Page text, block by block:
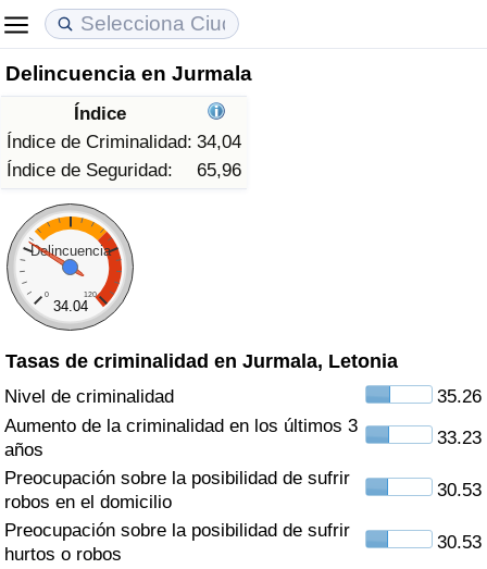
Delincuencia en Jurmala
Índice
Índice de Criminalidad: 34,04
Índice de Seguridad:
65,96
Delincuencia
0 120
34.04
Tasas de criminalidad en Jurmala, Letonia
Nivel de criminalidad
35.26
Aumento de la criminalidad en los últimos 3
años
33.23
Preocupación sobre la posibilidad de sufrir
robos en el domicilio
30.53
Preocupación sobre la posibilidad de sufrir
hurtos o robos
30.53
Coste de vida
Índice de Costo de Vida (Actual)
Índice de Costo de Vida
Índice de costo de vida por país
en aqaba
Precios de las propiedades
Índice de Precios de Inmuebles (Actual)
Índice de Precios de Inmuebles
Índice de Precios de Inmuebles por País
Calidad de Vida
Índice de Calidad de Vida
Índice de Calidad de Vida (Actual)
Índice de calidad de vida por país
Delincuencia
Calificación del Índice de Criminalidad
(Actual)
Índice de Criminalidad
Índice de criminalidad por país
Sanidad